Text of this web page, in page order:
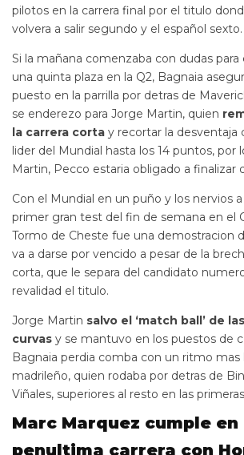
pilotos en la carrera final por el titulo
volvera a salir segundo y el español sexto.
Si la mañana comenzaba con dudas
una quinta plaza en la Q2, Bagnaia
puesto en la parrilla por detras de
se enderezo para Jorge Martin, quien
la carrera corta y recortar la desventaja
lider del Mundial hasta los 14 puntos, por
Martin, Pecco estaria obligado a finalizar
Con el Mundial en un puño y los nervios
primer gran test del fin de semana en el
Tormo de Cheste fue una demostracion
va a darse por vencido a pesar de la
corta, que le separa del candidato
revalidad el titulo.
Jorge Martin salvo el ‘match ball’ de
curvas y se mantuvo en los puestos de
Bagnaia perdia comba con un ritmo
madrileño, quien rodaba por detras de
Viñales, superiores al resto en las
Marc Marquez cumple en
penultima carrera con